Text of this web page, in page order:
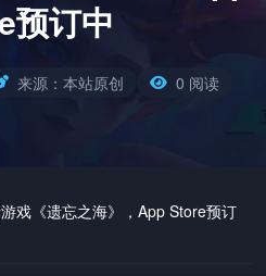
预订中
来源：本站原创 0 阅读
戏《遗忘之海》，App Store预订